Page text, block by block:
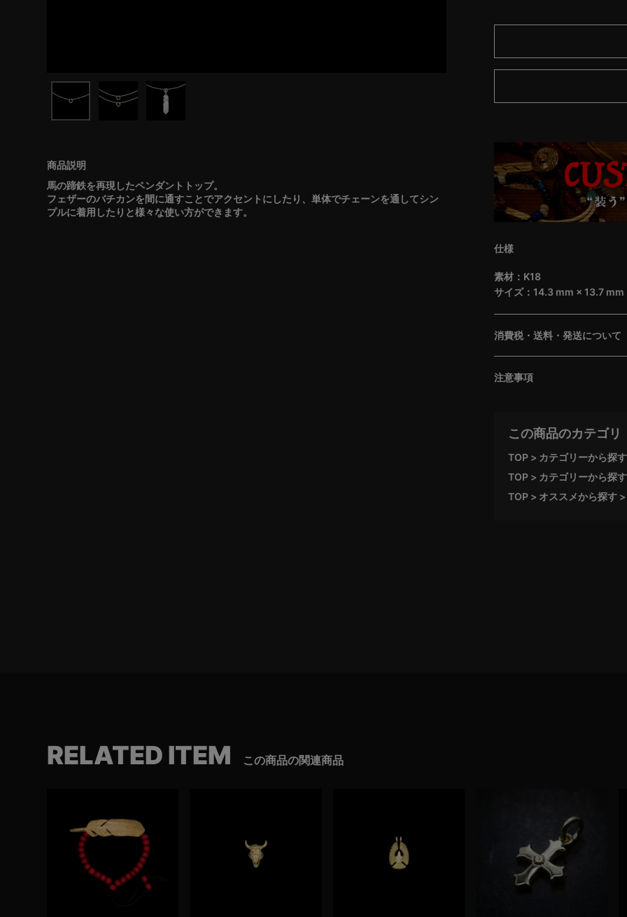
馬の蹄鉄を再現したペンダントトップ。
フェザーのバチカンを間に通すことでアクセントにしたり、単体でチェーンを通してシン
プルに着用したりと様々な使い方ができます。
仕様
素材：K18
サイズ：14.3 mm × 13.7 mm
消費税・送料・発送について
注意事項
この商品のカテゴリ
TOP
カテゴリーから探す
TOP
カテゴリーから探す
TOP
オススメから探す
RELATED ITEM この商品の関連商品